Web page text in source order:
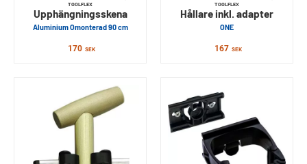
TOOLFLEX
Upphängningsskena
Aluminium Omonterad 90 cm
170 SEK
TOOLFLEX
Hållare inkl. adapter
ONE
167 SEK